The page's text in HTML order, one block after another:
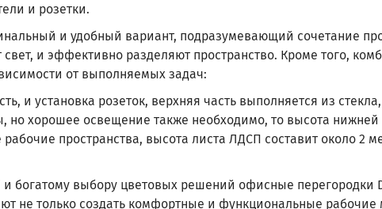
и розетки.
и удобный вариант, подразумевающий сочетание
и эффективно разделяют пространство. Кроме того,
от выполняемых задач:
и установка розеток, верхняя часть выполняется из
но хорошее освещение также необходимо, то высота нижней
пространства, высота листа ЛДСП составит около 2
богатому выбору цветовых решений офисные перегородки
не только создать комфортные и функциональные